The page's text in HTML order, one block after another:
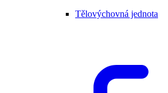
Tělovýchovná jednota